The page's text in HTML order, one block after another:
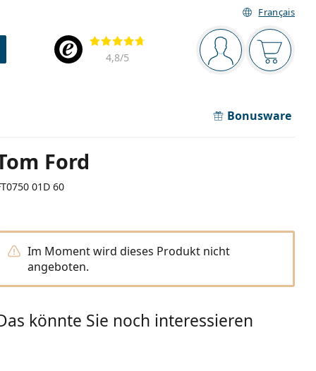
Français
Navigationsleiste
Sie sind Der
Bewertung
4,8/5
Bonusware
Ford
01D 60
Im Moment wird dieses Produkt nicht
angeboten.
könnte Sie noch interessieren